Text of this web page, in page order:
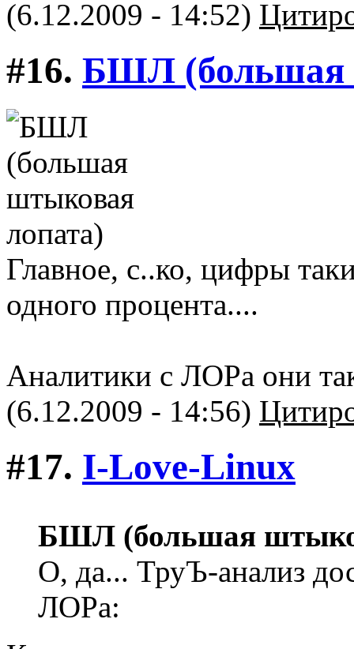
(6.12.2009 - 14:52)
#16. БШЛ (большая
Главное, с..ко, цифры
одного процента....
Аналитики с ЛОРа они
(6.12.2009 - 14:56)
#17. I-Love-Linux
БШЛ (большая
О, да... ТруЪ-анализ
ЛОРа: